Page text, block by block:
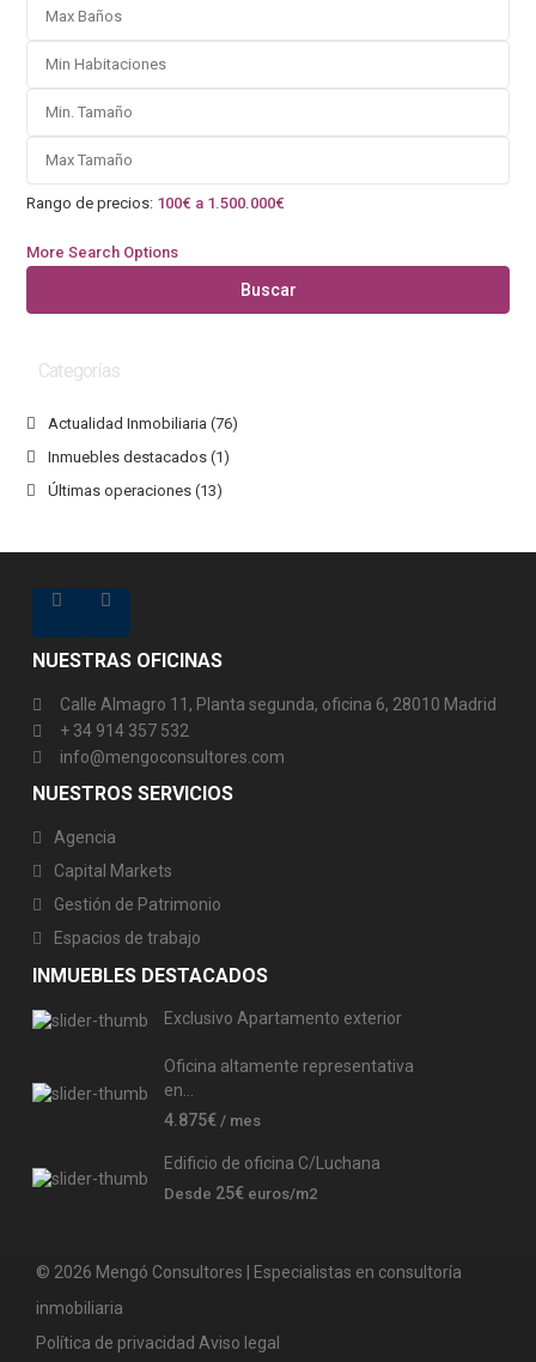
Rango de precios: 100€ a 1.500.000€
More Search Options
Buscar
Categorías
Actualidad Inmobiliaria (76)
Inmuebles destacados (1)
Últimas operaciones (13)
NUESTRAS OFICINAS
Calle Almagro 11, Planta segunda, oficina 6, 28010 Madrid
+ 34 914 357 532
info@mengoconsultores.com
NUESTROS SERVICIOS
Agencia
Capital Markets
Gestión de Patrimonio
Espacios de trabajo
INMUEBLES DESTACADOS
Exclusivo Apartamento exterior
Oficina altamente representativa
en...
4.875€ / mes
Edificio de oficina C/Luchana
Desde 25€ euros/m2
© 2026 Mengó Consultores | Especialistas en consultoría
inmobiliaria
Política de privacidad Aviso legal